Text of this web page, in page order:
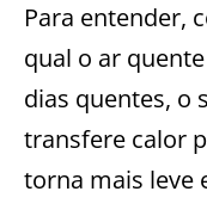
Para entender,
qual o ar
dias quentes, o
transfere calor
torna mais leve